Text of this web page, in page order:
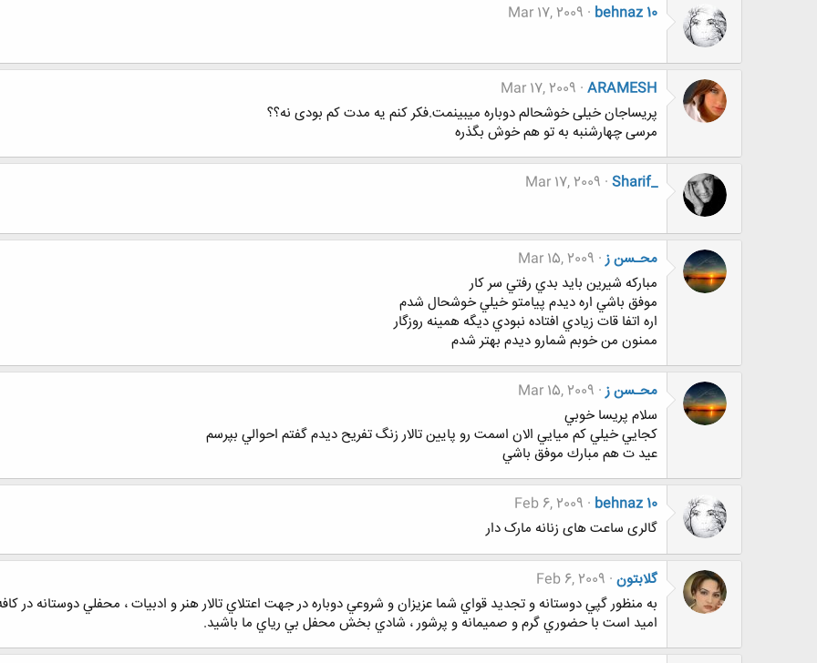
behnaz 10
Mar 17, 2009
ARAMESH
Mar 17, 2009
پریساجان خیلی خوشحالم دوباره میبینمت.فکر کنم یه مدت کم بودی نه؟؟
مرسی چهارشنبه به تو هم خوش بگذره
Sharif_
Mar 17, 2009
محـسن ز Mar 15, 2009
مباركه شيرين بايد بدي رفتي سر كار
موفق باشي اره ديدم پيامتو خيلي خوشحال شدم
اره اتفا قات زيادي افتاده نبودي ديگه همينه روزگار
ممنون من خوبم شمارو ديدم بهتر شدم
محـسن ز Mar 15, 2009
سلام پريسا خوبي
كجايي خيلي كم ميايي الان اسمت رو پايين تالار زنگ تفريح ديدم گفتم احوالي بپرسم
عيد ت هم مبارك موفق باشي
behnaz 10
Feb 6, 2009
گالری ساعت های زنانه مارک دار
گلابتون Feb 6, 2009
به منظور گپي دوستانه و تجديد قواي شما عزيزان و شروعي دوباره در جهت اعتلاي تالار هنر و ادبيات ، محفلي دوستانه در كافه نادري در
اميد است با حضوري گرم و صميمانه و پرشور ، شادي بخش محفل بي رياي ما باشيد.